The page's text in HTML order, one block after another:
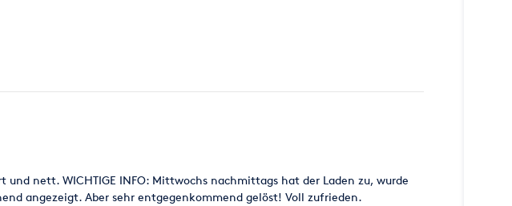
und nett. WICHTIGE INFO: Mittwochs nachmittags hat der Laden zu, wurde
angezeigt. Aber sehr entgegenkommend gelöst! Voll zufrieden.